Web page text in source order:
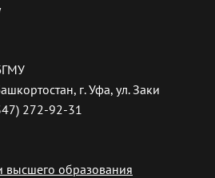
г. Уфа, ул. Заки
272-92-31
высшего образования